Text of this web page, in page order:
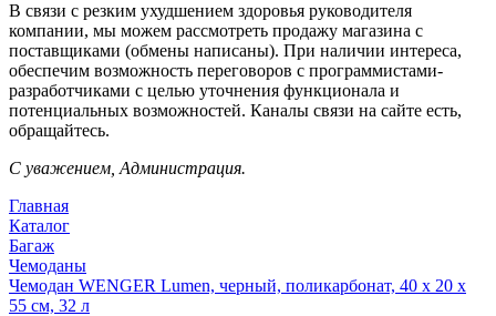
В связи с резким ухудшением здоровья руководителя
компании, мы можем рассмотреть продажу магазина с
поставщиками (обмены написаны). При наличии интереса,
обеспечим возможность переговоров с программистами-
разработчиками с целью уточнения функционала и
потенциальных возможностей. Каналы связи на сайте есть,
обращайтесь.
С уважением, Администрация.
Главная
Каталог
Багаж
Чемоданы
Чемодан WENGER Lumen, черный, поликарбонат, 40 x 20 x
55 см, 32 л